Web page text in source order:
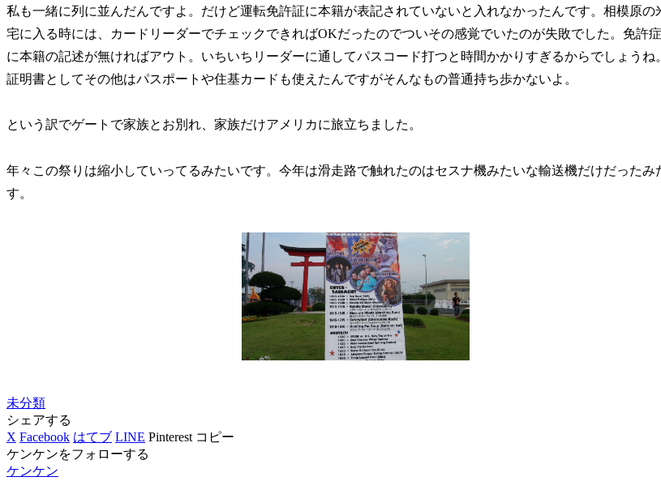
私も一緒に列に並んだんですよ。だけど運転免許証に本籍が表記されていないと入れなかったんです。相模原の
宅に入る時には、カードリーダーでチェックできればOKだったのでついその感覚でいたのが失敗でした。免許
に本籍の記述が無ければアウト。いちいちリーダーに通してパスコード打つと時間かかりすぎるからでしょうね
証明書としてその他はパスポートや住基カードも使えたんですがそんなもの普通持ち歩かないよ。
という訳でゲートで家族とお別れ、家族だけアメリカに旅立ちました。
年々この祭りは縮小していってるみたいです。今年は滑走路で触れたのはセスナ機みたいな輸送機だけだったみ
す。
未分類
シェアする
X Facebook はてブ LINE Pinterest コピー
ケンケンをフォローする
ケンケン